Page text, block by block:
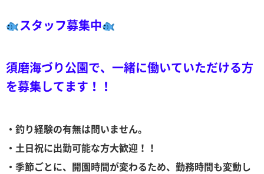
スタッフ募集中
須磨海づり公園で、一緒に働いていただける方
を募集してます！！
・釣り経験の有無は問いません。
・土日祝に出勤可能な方大歓迎！！
・季節ごとに、開園時間が変わるため、勤務時間も変動し